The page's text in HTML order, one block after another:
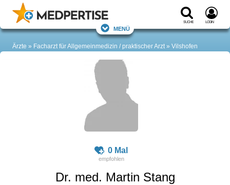
Suche Login
Menü
Ärzte Facharzt für Allgemeinmedizin / praktischer Arzt Vilshofen
0 Mal
Dr. med. Martin Stang